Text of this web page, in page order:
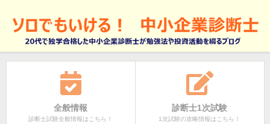
全般情報
診断士試験全般情報はこちら！
診断士1次試験
1次試験の攻略情報はこちら！